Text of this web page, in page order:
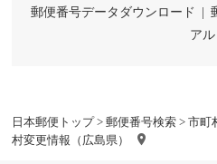
日本郵便トップ> 郵便番号検索> 市町
村変更情報（広島県）
郵便番号データダウンロード |
アル